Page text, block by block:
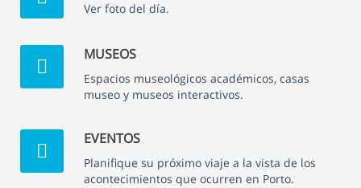
Ver foto del día.
MUSEOS
Espacios museológicos académicos, casas
museo y museos interactivos.
EVENTOS
Planifique su próximo viaje a la vista de los
acontecimientos que ocurren en Porto.